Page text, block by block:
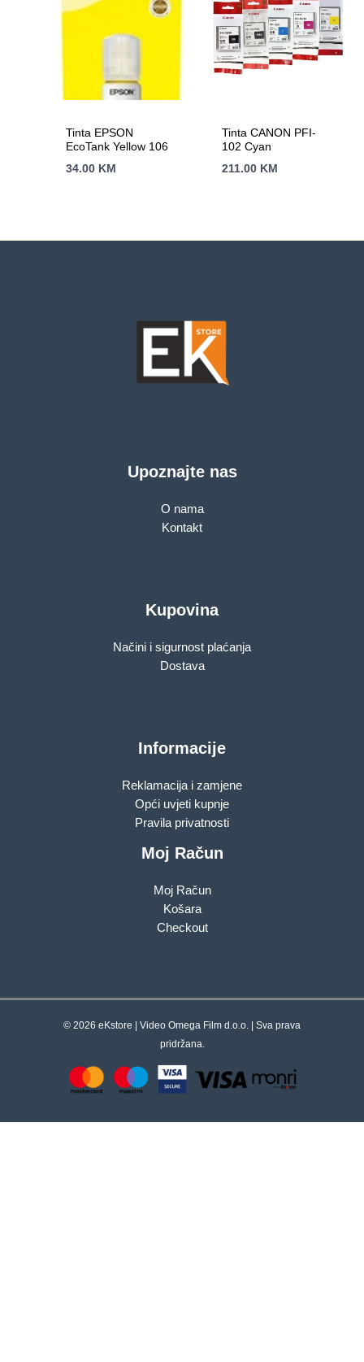
Tinta EPSON
EcoTank Yellow 106
34.00 KM
Tinta CANON PFI-
102 Cyan
211.00 KM
Upoznajte nas
O nama
Kontakt
Kupovina
Načini i sigurnost plaćanja
Dostava
Informacije
Reklamacija i zamjene
Opći uvjeti kupnje
Pravila privatnosti
Moj Račun
Moj Račun
Košara
Checkout
© 2026 eKstore | Video Omega Film d.o.o. | Sva prava
pridržana.